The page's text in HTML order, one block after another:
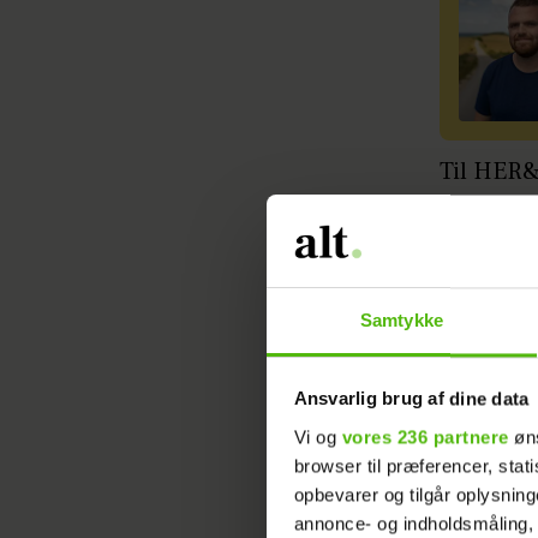
Samtykke
Ansvarlig brug af dine data
Vi og vores 236 partnere
browser til præferencer,
opbevarer og tilgår
annonce- og
Til
Der var
– Han
på, om
ekstra
på den